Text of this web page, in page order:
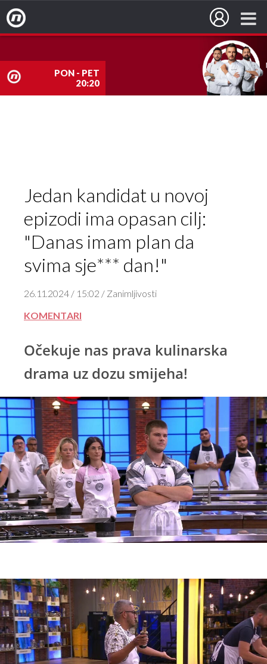
PON - PET
20:20
Nova TV
Jedan kandidat u novoj
epizodi ima opasan cilj:
"Danas imam plan da
svima sje*** dan!"
26.11.2024 / 15:02 / Zanimljivosti
KOMENTARI
Očekuje nas prava kulinarska
drama uz dozu smijeha!